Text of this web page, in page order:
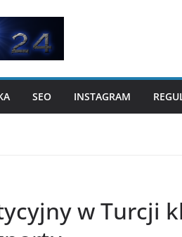
SEO INSTAGRAM
w Turcji